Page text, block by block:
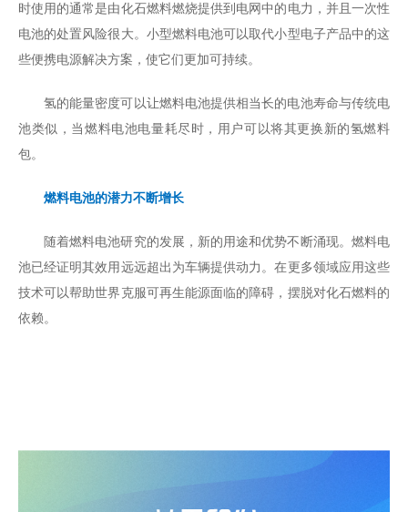
时使用的通常是由化石燃料燃烧提供到电网中的电力，并且一次性
电池的处置风险很大。小型燃料电池可以取代小型电子产品中的这
些便携电源解决方案，使它们更加可持续。
氢的能量密度可以让燃料电池提供相当长的电池寿命与传统电
池类似，当燃料电池电量耗尽时，用户可以将其更换新的氢燃料
包。
燃料电池的潜力不断增长
随着燃料电池研究的发展，新的用途和优势不断涌现。燃料电
池已经证明其效用远远超出为车辆提供动力。在更多领域应用这些
技术可以帮助世界克服可再生能源面临的障碍，摆脱对化石燃料的
依赖。